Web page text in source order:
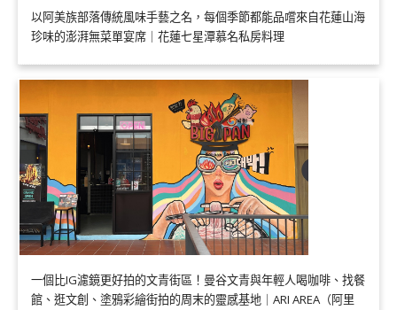
以阿美族部落傳統風味手藝之名，每個季節都能品嚐來自花蓮山海
珍味的澎湃無菜單宴席｜花蓮七星潭慕名私房料理
一個比IG濾鏡更好拍的文青街區！曼谷文青與年輕人喝咖啡、找餐
館、逛文創、塗鴉彩繪街拍的周末的靈感基地｜ARI AREA（阿里